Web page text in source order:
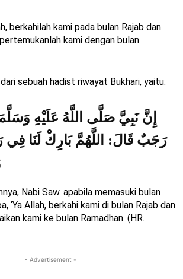
berkahilah kami pada bulan Rajab dan
kami dengan bulan
sebuah hadist riwayat Bukhari, yaitu:
إِنَّ نَبِيَّ صَلَّى اللَّهُ عَلَيْهِ
رَجَبٌ قَالَ: اللَّهُمَّ بَارِكْ لَنَا
Nabi Saw. apabila memasuki bulan
‘Ya Allah, berkahi kami di bulan Rajab dan
kami ke bulan Ramadhan. (HR.
- Advertisement -